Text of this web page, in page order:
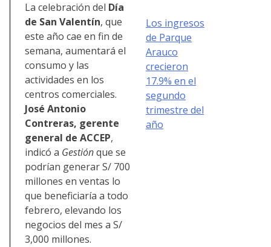
La celebración del Día
de San Valentín, que
este año cae en fin de
semana, aumentará el
consumo y las
actividades en los
centros comerciales.
José Antonio
Contreras, gerente
general de ACCEP,
indicó a Gestiónque se
podrían generar S/ 700
millones en ventas lo
que beneficiaría a todo
febrero, elevando los
negocios del mes a S/
3,000 millones.
Los ingresos
de Parque
Arauco
crecieron
17.9% en el
segundo
trimestre del
año